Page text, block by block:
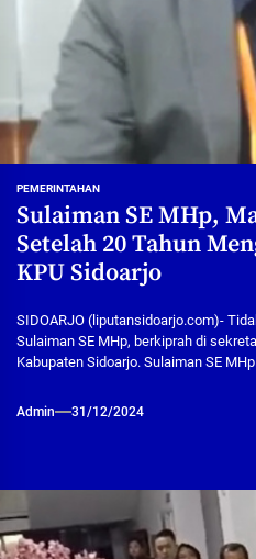
PEMERINTAHAN
Sulaiman SE MHp,
Setelah 20 Tahun
KPU Sidoarjo
SIDOARJO (liputansidoarjo.com)-
Sulaiman SE MHp, berkiprah di
Kabupaten Sidoarjo. Sulaiman SE
Admin 31/12/2024